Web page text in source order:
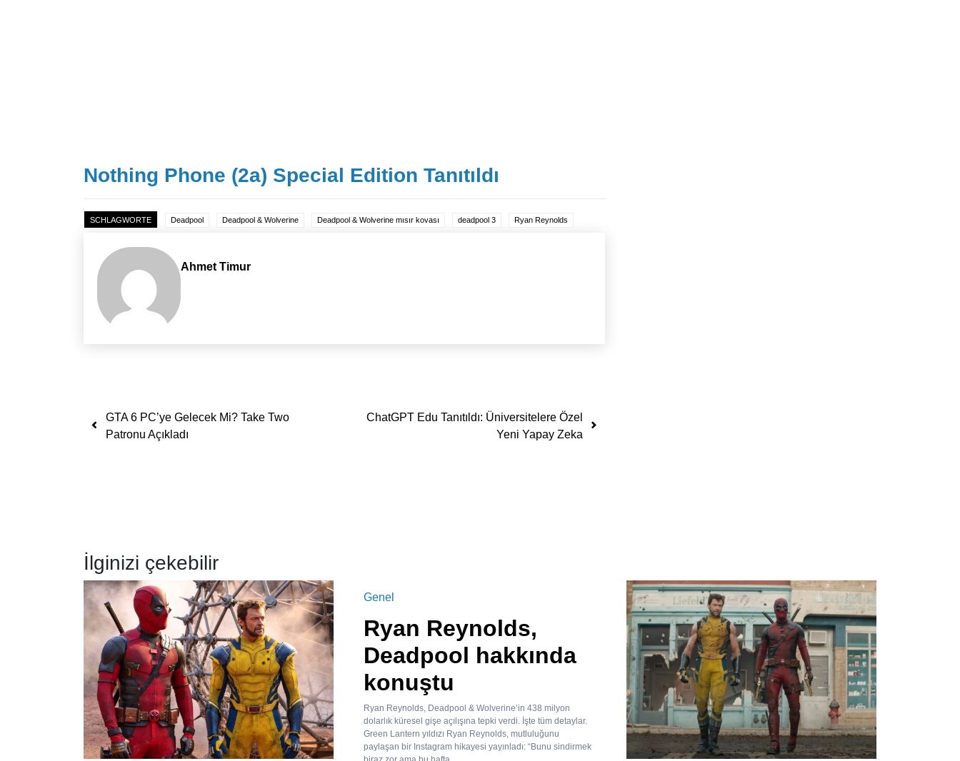
Nothing Phone (2a) Special Edition Tanıtıldı
SCHLAGWORTE Deadpool Deadpool & Wolverine Deadpool & Wolverine mısır kovası deadpool 3 Ryan Reynolds
Ahmet Timur
Yazı dolaşımı
GTA 6 PC’ye Gelecek Mi? Take Two
Patronu Açıkladı
ChatGPT Edu Tanıtıldı: Üniversitelere Özel
Yeni Yapay Zeka
İlginizi çekebilir
Genel
Ryan Reynolds,
Deadpool hakkında
konuştu
Ryan Reynolds, Deadpool & Wolverine’in 438 milyon
dolarlık küresel gişe açılışına tepki verdi. İşte tüm detaylar.
Green Lantern yıldızı Ryan Reynolds, mutluluğunu
paylaşan bir Instagram hikayesi yayınladı: “Bunu sindirmek